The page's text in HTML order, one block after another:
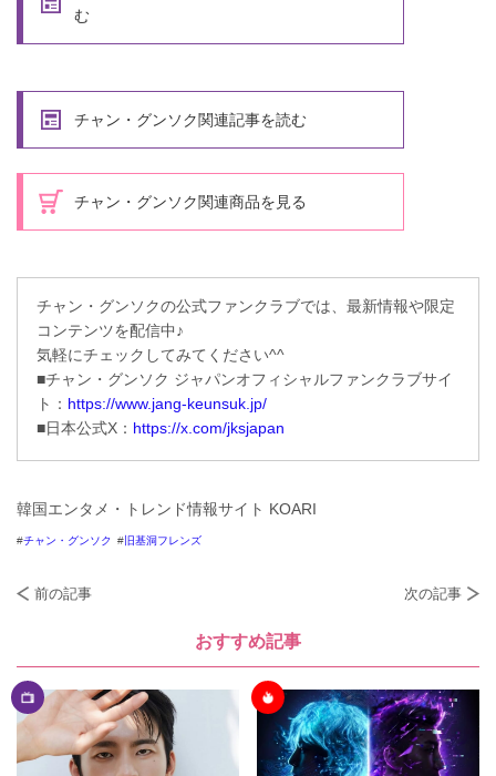
む
チャン・グンソク関連記事を読む
チャン・グンソク関連商品を見る
チャン・グンソクの公式ファンクラブでは、最新情報や限定
コンテンツを配信中♪
気軽にチェックしてみてください^^
■チャン・グンソク ジャパンオフィシャルファンクラブサイ
ト： https://www.jang-keunsuk.jp/
■日本公式X： https://x.com/jksjapan
韓国エンタメ・トレンド情報サイト KOARI
チャン・グンソク 旧基洞フレンズ
前の記事 次の記事
おすすめ記事